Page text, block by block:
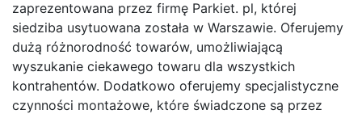
zaprezentowana przez firmę Parkiet. pl, której
siedziba usytuowana została w Warszawie. Oferujemy
dużą różnorodność towarów, umożliwiającą
wyszukanie ciekawego towaru dla wszystkich
kontrahentów. Dodatkowo oferujemy specjalistyczne
czynności montażowe, które świadczone są przez